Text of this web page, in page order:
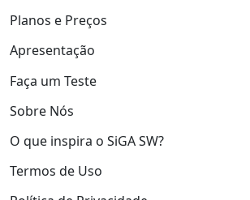
Planos e Preços
Apresentação
Faça um Teste
Sobre Nós
O que inspira o SiGA SW?
Termos de Uso